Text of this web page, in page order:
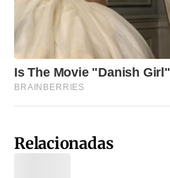
Relacionadas